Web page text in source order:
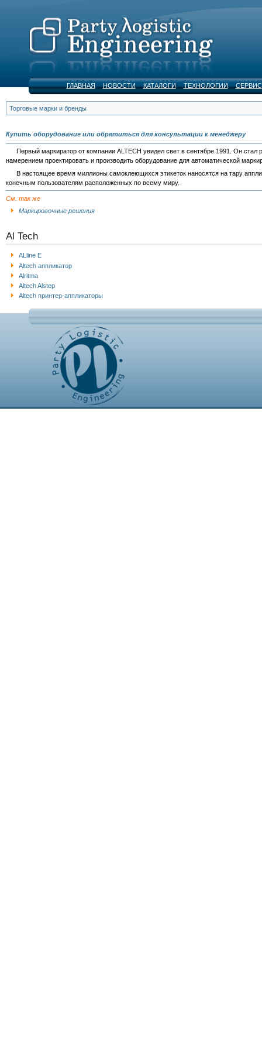
ГЛАВНАЯ НОВОСТИ КАТАЛОГИ ТЕХНОЛОГИИ СЕРВИС
Торговые марки и бренды
Купить оборудование или обрятиться для консультации к менеджеру
Первый маркиратор от компании ALTECH увидел свет в сентябре 1991. Он стал
намерением проектировать и производить оборудование для автоматической
В настоящее время миллионы самоклеющихся этикеток наносятся на тару
конечным пользователям расположенных по всему миру.
См. так же
Маркировочные решения
Al Tech
ALline Е
Altech аппликатор
Alritma
Altech Alstep
Altech принтер-аппликаторы